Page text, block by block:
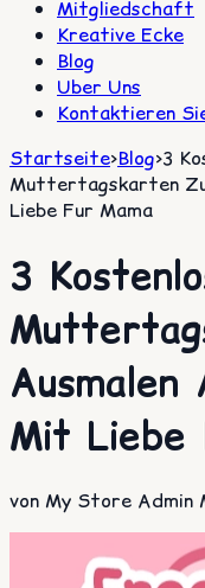
Mitgliedschaft
Kreative Ecke
Blog
Uber Uns
Kontaktieren
Startseite>Blog>3
Muttertagskarten
Liebe Fur Mama
3
Ausmalen
Mit Liebe
von My Store Admin